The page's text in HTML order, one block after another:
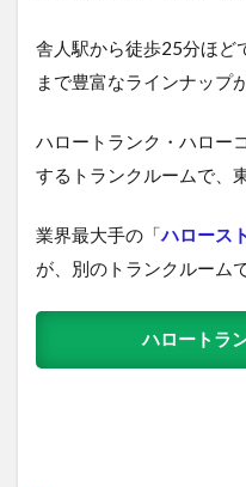
舎人駅から徒歩25分ほど
まで豊富なラインナップ
ハロートランク・ハロー
するトランクルームで、
業界最大手の「ハロース
が、別のトランクルーム
ハロートラ